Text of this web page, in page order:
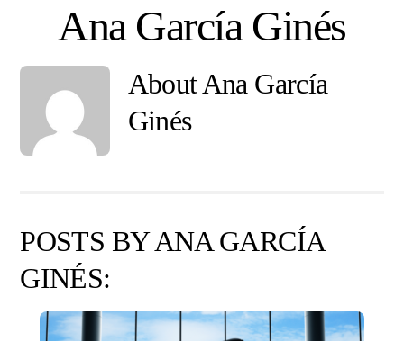
Ana García Ginés
AboutAna García
Ginés
POSTS BY ANA GARCÍA
GINÉS: